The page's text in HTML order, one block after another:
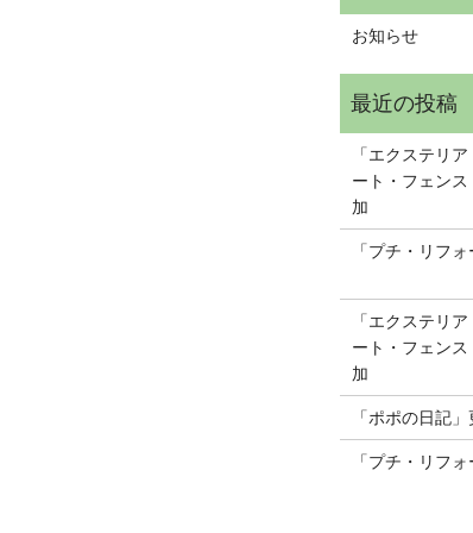
お知らせ
「エクステリ
ート・フェン
加
「プチ・リフ
「エクステリ
ート・フェン
加
「ポポの日記
「プチ・リフ